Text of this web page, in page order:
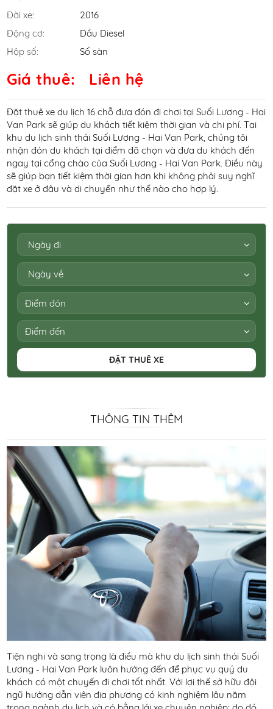
Đời xe:
2016
Động cơ:
Dầu Diesel
Hộp số:
Số sàn
Giá thuê: Liên hệ
Đặt thuê xe du lịch 16 chỗ đưa đón đi chơi tại Suối Lương - Hai
Van Park sẽ giúp du khách tiết kiệm thời gian và chi phí. Tại
khu du lịch sinh thái Suối Lương - Hai Van Park, chúng tôi
nhận đón du khách tại điểm đã chọn và đưa du khách đến
ngay tại cổng chào của Suối Lương - Hai Van Park. Điều này
sẽ giúp bạn tiết kiệm thời gian hơn khi không phải suy nghĩ
đặt xe ở đâu và di chuyển như thế nào cho hợp lý.
2026
Mon Tue Wed Thu Fri Sat Sun
27
3 4 5 6 7 8 9
10 11 12 13 14 15 16
20
3
Điểm đón
Điểm đến
ĐẶT THUÊ XE
THÔNG TIN THÊM
Tiện nghi và sang trọng là điều mà khu du lịch sinh thái Suối
Lương - Hai Van Park luôn hướng đến để phục vụ quý du
khách có một chuyến đi chơi tốt nhất. Với lợi thế sở hữu đội
ngũ hướng dẫn viên địa phương có kinh nghiệm lâu năm